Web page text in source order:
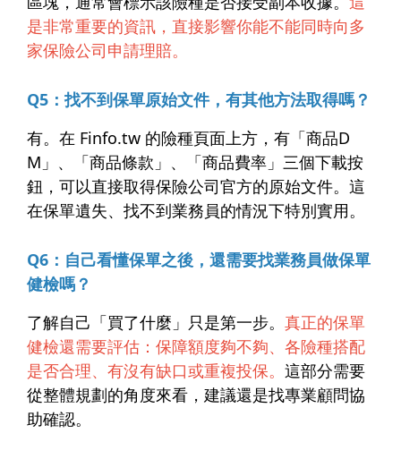
是非常重要的資訊，直接影響你能不能同時向多
家保險公司申請理賠。
Q5：找不到保單原始文件，有其他方法取得嗎？
有。在 Finfo.tw 的險種頁面上方，有「商品D
M」、「商品條款」、「商品費率」三個下載按
鈕，可以直接取得保險公司官方的原始文件。這
在保單遺失、找不到業務員的情況下特別實用。
Q6：自己看懂保單之後，還需要找業務員做保單
健檢嗎？
了解自己「買了什麼」只是第一步。 真正的保單
健檢還需要評估：保障額度夠不夠、各險種搭配
是否合理、有沒有缺口或重複投保。 這部分需要
從整體規劃的角度來看，建議還是找專業顧問協
助確認。